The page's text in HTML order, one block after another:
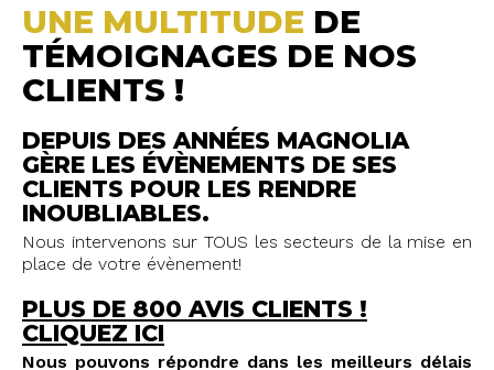
UNE MULTITUDE DE
TÉMOIGNAGES DE NOS
CLIENTS !
DEPUIS DES ANNÉES MAGNOLIA
GÈRE LES ÉVÈNEMENTS DE SES
CLIENTS POUR LES RENDRE
INOUBLIABLES.
Nous intervenons sur TOUS les secteurs de la mise en
place de votre évènement!
PLUS DE 800 AVIS CLIENTS !
CLIQUEZ ICI
Nous pouvons répondre dans les meilleurs délais